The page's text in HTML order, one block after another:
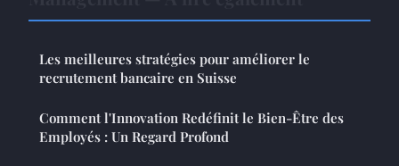
Les meilleures stratégies pour améliorer le
recrutement bancaire en Suisse
Comment l'Innovation Redéfinit le Bien-Être des
Employés : Un Regard Profond